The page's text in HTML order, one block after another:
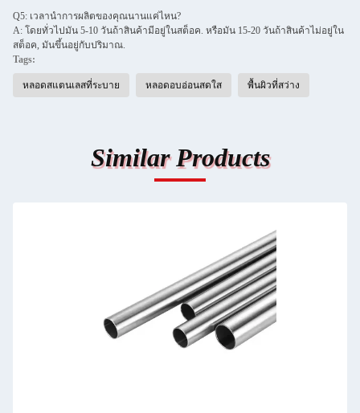
Q5: เวลานําการผลิตของคุณนานแค่ไหน?
A: โดยทั่วไปมัน 5-10 วันถ้าสินค้ามีอยู่ในสต็อค. หรือมัน 15-20 วันถ้าสินค้าไม่อยู่ใน
สต็อค, มันขึ้นอยู่กับปริมาณ.
Tags:
หลอดสแตนเลสที่ระบาย หลอดอบอ่อนสดใส พื้นผิวที่สว่าง
Similar Products